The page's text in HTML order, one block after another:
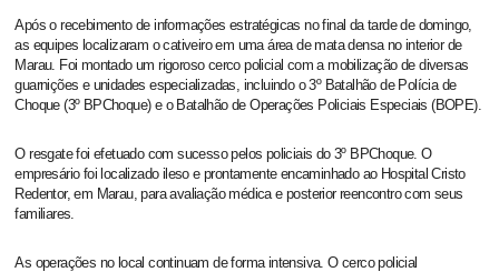
Após o recebimento de informações estratégicas no final da tarde de domingo,
as equipes localizaram o cativeiro em uma área de mata densa no interior de
Marau. Foi montado um rigoroso cerco policial com a mobilização de diversas
guarnições e unidades especializadas, incluindo o 3º Batalhão de Polícia de
Choque (3º BPChoque) e o Batalhão de Operações Policiais Especiais (BOPE).
O resgate foi efetuado com sucesso pelos policiais do 3º BPChoque. O
empresário foi localizado ileso e prontamente encaminhado ao Hospital Cristo
Redentor, em Marau, para avaliação médica e posterior reencontro com seus
familiares.
As operações no local continuam de forma intensiva. O cerco policial